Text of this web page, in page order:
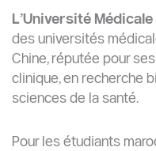
L’Université
des universités
Chine, réputée pour
clinique, en recherche
sciences de la santé.
Pour les étudiants